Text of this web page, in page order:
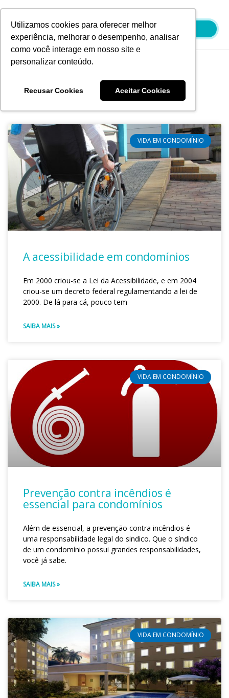
Utilizamos cookies para oferecer melhor
experiência, melhorar o desempenho, analisar
como você interage em nosso site e
personalizar conteúdo.
Recusar Cookies Aceitar Cookies
conteúdo
Blog
VIDA EM CONDOMÍNIO
A acessibilidade em condomínios
Em 2000 criou-se a Lei da Acessibilidade, e em 2004
criou-se um decreto federal regulamentando a lei de
2000. De lá para cá, pouco tem
SAIBA MAIS »
VIDA EM CONDOMÍNIO
Prevenção contra incêndios é
essencial para condomínios
Além de essencial, a prevenção contra incêndios é
uma responsabilidade legal do sindico. Que o síndico
de um condomínio possui grandes responsabilidades,
você já sabe.
SAIBA MAIS »
VIDA EM CONDOMÍNIO